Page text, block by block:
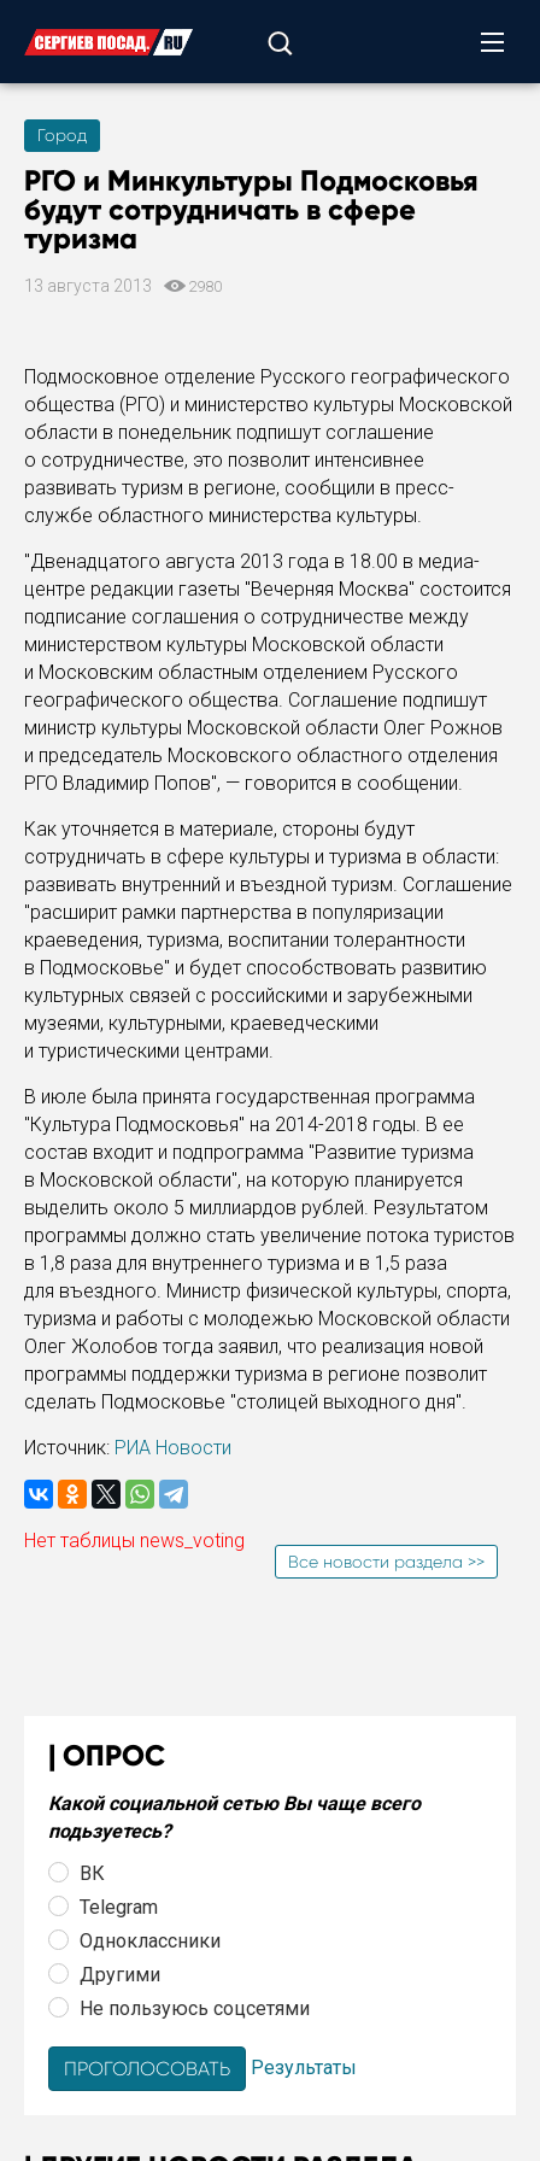
Город
РГО и Минкультуры Подмосковья
будут сотрудничать в сфере
туризма
13 августа 2013 2980
Подмосковное отделение Русского географического
общества (РГО) и министерство культуры Московской
области в понедельник подпишут соглашение
о сотрудничестве, это позволит интенсивнее
развивать туризм в регионе, сообщили в пресс-
службе областного министерства культуры.
"Двенадцатого августа 2013 года в 18.00 в медиа-
центре редакции газеты "Вечерняя Москва" состоится
подписание соглашения о сотрудничестве между
министерством культуры Московской области
и Московским областным отделением Русского
географического общества. Соглашение подпишут
министр культуры Московской области Олег Рожнов
и председатель Московского областного отделения
РГО Владимир Попов", — говорится в сообщении.
Как уточняется в материале, стороны будут
сотрудничать в сфере культуры и туризма в области:
развивать внутренний и въездной туризм. Соглашение
"расширит рамки партнерства в популяризации
краеведения, туризма, воспитании толерантности
в Подмосковье" и будет способствовать развитию
культурных связей с российскими и зарубежными
музеями, культурными, краеведческими
и туристическими центрами.
В июле была принята государственная программа
"Культура Подмосковья" на 2014-2018 годы. В ее
состав входит и подпрограмма "Развитие туризма
в Московской области", на которую планируется
выделить около 5 миллиардов рублей. Результатом
программы должно стать увеличение потока туристов
в 1,8 раза для внутреннего туризма и в 1,5 раза
для въездного. Министр физической культуры, спорта,
туризма и работы с молодежью Московской области
Олег Жолобов тогда заявил, что реализация новой
программы поддержки туризма в регионе позволит
сделать Подмосковье "столицей выходного дня".
Источник: РИА Новости
Нет таблицы news_voting
Все новости раздела >>
ОПРОС
Какой социальной сетью Вы чаще всего
подьзуетесь?
ВК
Telegram
Одноклассники
Другими
Не пользуюсь соцсетями
Результаты